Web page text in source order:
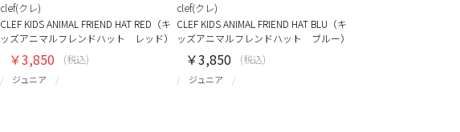
clef(クレ)
CLEF KIDS ANIMAL FRIEND HAT RED（キ
ッズアニマルフレンドハット レッド）
ジュニア
￥3,850 (税込)
clef(クレ)
CLEF KIDS ANIMAL FRIEND HAT BLU（キ
ッズアニマルフレンドハット ブルー）
ジュニア
￥3,850 (税込)